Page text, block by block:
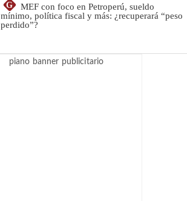
G
MEF con foco en Petroperú, sueldo
mínimo, política fiscal y más: ¿recuperará “peso
perdido”?